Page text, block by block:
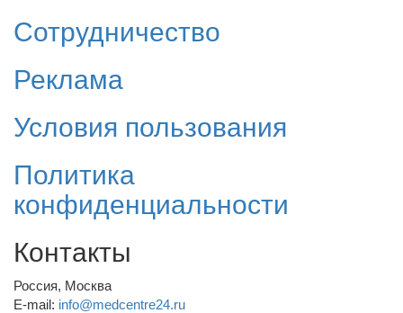
Сотрудничество
Реклама
Условия пользования
Политика
конфиденциальности
Контакты
Россия, Москва
E-mail: info@medcentre24.ru